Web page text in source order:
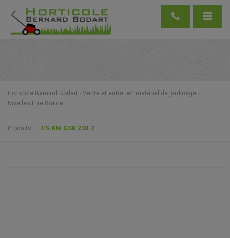
Horticole Bernard Bodart - Vente et entretien matériel de jardinage -
Nivelles Ittre Braine
Produits FS-KM GSB 230-2